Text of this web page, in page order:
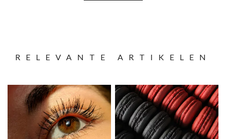
RELEVANTE ARTIKELEN